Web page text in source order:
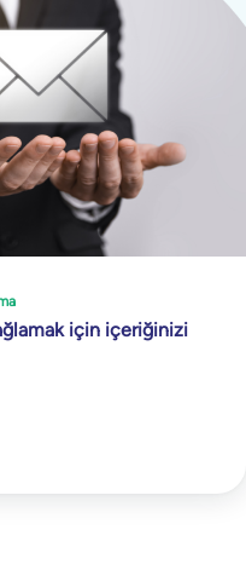
için içeriğinizi